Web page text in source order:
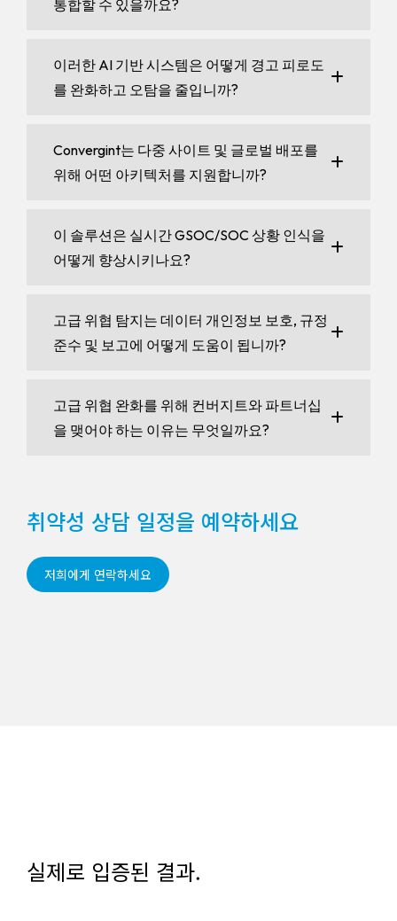
통합할 수 있을까요?
이러한 AI 기반 시스템은 어떻게 경고 피로도
를 완화하고 오탐을 줄입니까?
Convergint는 다중 사이트 및 글로벌 배포를
위해 어떤 아키텍처를 지원합니까?
이 솔루션은 실시간 GSOC/SOC 상황 인식을
어떻게 향상시키나요?
고급 위협 탐지는 데이터 개인정보 보호, 규정
준수 및 보고에 어떻게 도움이 됩니까?
고급 위협 완화를 위해 컨버지트와 파트너십
을 맺어야 하는 이유는 무엇일까요?
취약성 상담 일정을 예약하세요
저희에게 연락하세요
실제로 입증된 결과.